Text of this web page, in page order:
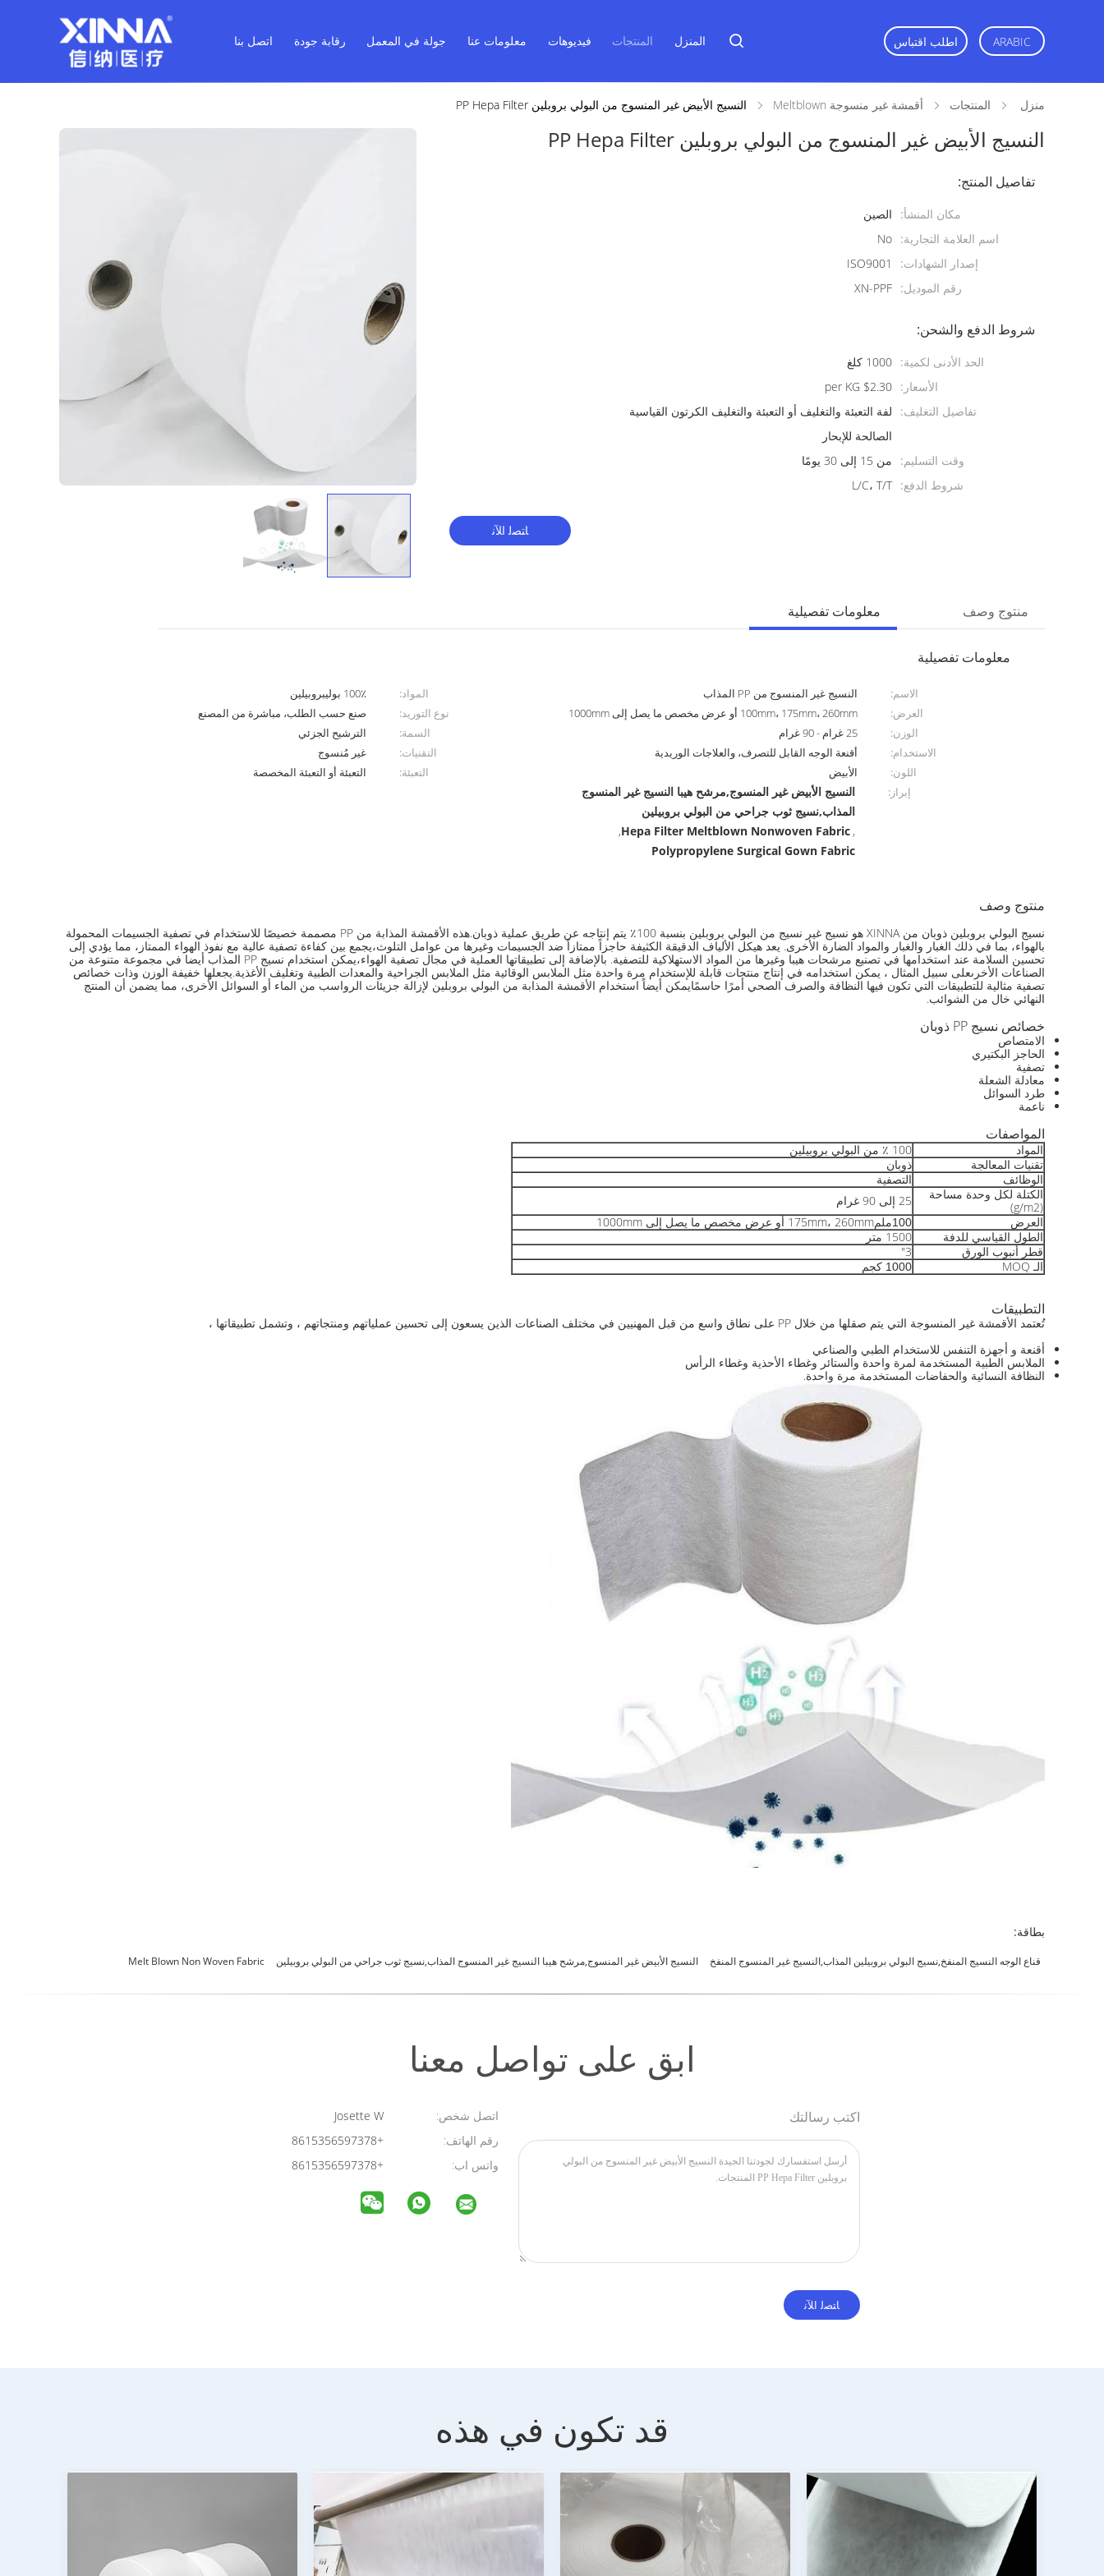
المنزل المنتجات فيديوهات معلومات عنا جولة في المعمل رقابة جودة اتصل بنا اطلب اقتباس ARABIC
منزل المنتجات أقمشة غير منسوجة Meltblown النسيج الأبيض غير المنسوج من البولي بروبلين PP Hepa Filter
النسيج الأبيض غير المنسوج من البولي بروبلين PP Hepa Filter
تفاصيل المنتج:
مكان المنشأ:
الصين
اسم العلامة التجارية: No
إصدار الشهادات:
ISO9001
رقم الموديل: XN-PPF
شروط الدفع والشحن:
الحد الأدنى لكمية: 1000 كلغ
الأسعار: $2.30 per KG
تفاصيل التغليف:
لفة التعبئة والتغليف أو التعبئة والتغليف الكرتون القياسية
الصالحة للإبحار
وقت التسليم:
من 15 إلى 30 يومًا
شروط الدفع: L/C، T/T
ﺎﺘﺼﻟ ﺍﻶﻧ
معلومات تفصيلية منتوج وصف
معلومات تفصيلية
الاسم: النسيج غير المنسوج من PP المذاب المواد:
100٪ بوليبروبيلين
العرض:
100mm، 175mm، 260mm أو عرض مخصص ما يصل إلى 1000mm نوع التوريد:
صنع حسب الطلب، مباشرة من المصنع
الوزن:
25 غرام - 90 غرام السمة:
الترشيح الجزئي
الاستخدام:
أقنعة الوجه القابل للتصرف، والعلاجات الوريدية التقنيات:
غير مُنسوج
اللون:
الأبيض التعبئة:
التعبئة أو التعبئة المخصصة
إبراز:
النسيج الأبيض غير المنسوج,مرشح هيبا النسيج غير المنسوج
المذاب,نسيج ثوب جراحي من البولي بروبيلين
,
Hepa Filter Meltblown Nonwoven Fabric
,
Polypropylene Surgical Gown Fabric
منتوج وصف
نسيج البولي بروبلين ذوبان من XINNA هو نسيج غير نسيج من البولي بروبلين بنسبة 100٪ يتم إنتاجه عن طريق عملية ذوبان.هذه الأقمشة المذابة من PP مصممة خصيصًا للاستخدام في تصفية الجسيمات المحمولة
بالهواء، بما في ذلك الغبار والغبار والمواد الضارة الأخرى. يعد هيكل الألياف الدقيقة الكثيفة حاجزاً ممتازاً ضد الجسيمات وغيرها من عوامل التلوث،يجمع بين كفاءة تصفية عالية مع نفوذ الهواء الممتاز، مما يؤدي إلى
تحسين السلامة عند استخدامها في تصنيع مرشحات هيبا وغيرها من المواد الاستهلاكية للتصفية. بالإضافة إلى تطبيقاتها العملية في مجال تصفية الهواء،يمكن استخدام نسيج PP المذاب أيضا في مجموعة متنوعة من
الصناعات الأخرىعلى سبيل المثال ، يمكن استخدامه في إنتاج منتجات قابلة للإستخدام مرة واحدة مثل الملابس الوقائية مثل الملابس الجراحية والمعدات الطبية وتغليف الأغذية.يجعلها خفيفة الوزن وذات خصائص
تصفية مثالية للتطبيقات التي تكون فيها النظافة والصرف الصحي أمرًا حاسمًايمكن أيضاً استخدام الأقمشة المذابة من البولي بروبلين لإزالة جزيئات الرواسب من الماء أو السوائل الأخرى، مما يضمن أن المنتج
النهائي خال من الشوائب.
خصائص نسيج PP ذوبان
الامتصاص
الحاجز البكتيري
تصفية
معادلة الشعلة
طرد السوائل
ناعمة
المواصفات
المواد
100 ٪ من البولي بروبيلين
تقنيات المعالجة
ذوبان
الوظائف
التصفية
الكتلة لكل وحدة مساحة
(g/m2)
25 إلى 90 غرام
العرض
100ملم
175mm، 260mm أو عرض مخصص ما يصل إلى 1000mm
الطول القياسي للدفة
1500 متر
قطر أنبوب الورق
3"
الـ MOQ
1000 كجم
التطبيقات
تُعتمد الأقمشة غير المنسوجة التي يتم صقلها من خلال PP على نطاق واسع من قبل المهنيين في مختلف الصناعات الذين يسعون إلى تحسين عملياتهم ومنتجاتهم ، وتشمل تطبيقاتها ،
أقنعة و أجهزة التنفس للاستخدام الطبي والصناعي
الملابس الطبية المستخدمة لمرة واحدة والستائر وغطاء الأحذية وغطاء الرأس
النظافة النسائية والحفاضات المستخدمة مرة واحدة.
بطاقة:
قناع الوجه النسيج المنفخ,نسيج البولي بروبيلين المذاب,النسيج غير المنسوج المنفخ النسيج الأبيض غير المنسوج,مرشح هيبا النسيج غير المنسوج المذاب,نسيج ثوب جراحي من البولي بروبيلين Melt Blown Non Woven Fabric
ابق على تواصل معنا
اتصل شخص:
رقم الهاتف:
+8615356597378
واتس اب:
+8615356597378
اكتب رسالتك
قد تكون في هذه